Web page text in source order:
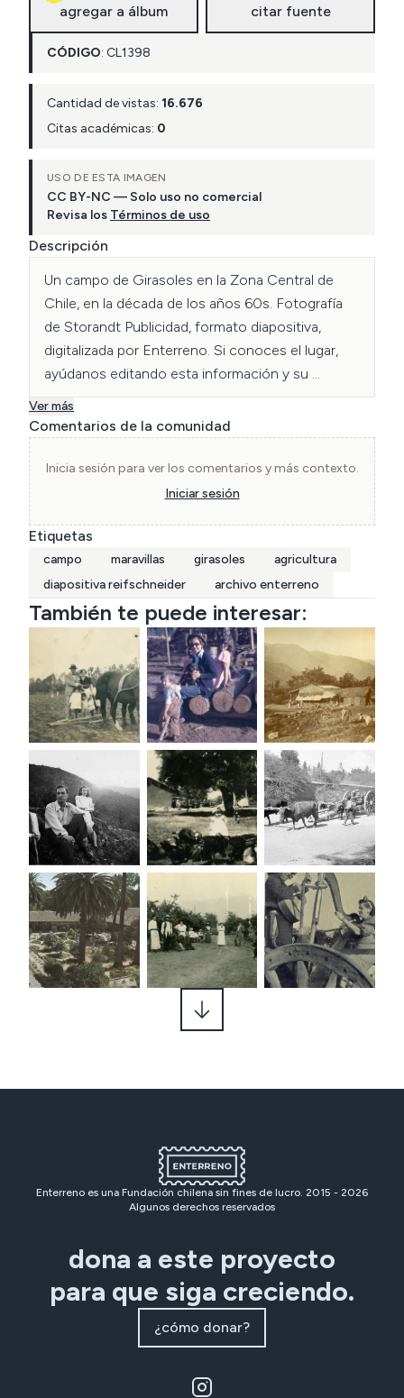
agregar a álbum citar fuente
CÓDIGO: CL1398
Cantidad de vistas: 16.676
Citas académicas: 0
USO DE ESTA IMAGEN
CC BY-NC — Solo uso no comercial
Revisa los Términos de uso
Descripción
Un campo de Girasoles en la Zona Central de
Chile, en la década de los años 60s. Fotografía
de Storandt Publicidad, formato diapositiva,
digitalizada por Enterreno. Si conoces el lugar,
ayúdanos editando esta información y su
georreferencia.
Ver más
Comentarios de la comunidad
Inicia sesión para ver los comentarios y más contexto.
Iniciar sesión
Etiquetas
campo maravillas girasoles
agricultura
diapositiva reifschneider
archivo enterreno
También te puede interesar:
Enterreno es una Fundación chilena sin fines de lucro. 2015 - 2026
Algunos derechos reservados
dona a este proyecto
para que siga creciendo.
¿cómo donar?